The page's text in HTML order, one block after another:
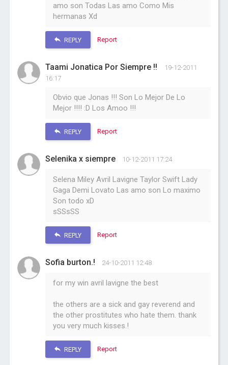
amo son Todas Las amo Como Mis
hermanas Xd
REPLY Report
Taami Jonatica Por Siempre !!
19-12-2011
16:17
Obvio que Jonas !!! Son Lo Mejor De Lo
Mejor !!!! :D Los Amoo !!!
REPLY Report
Selenika x siempre 10-12-2011 17:24
Selena Miley Avril Lavigne Taylor Swift Lady
Gaga Demi Lovato Las amo son Lo maximo
Son todo xD
sSSsSS
REPLY Report
Sofia burton.! 24-10-2011 12:48
for my win avril lavigne the best
the others are a sick and gay reverend and
the other prostitutes who hate them. thank
you very much kisses.!
REPLY Report